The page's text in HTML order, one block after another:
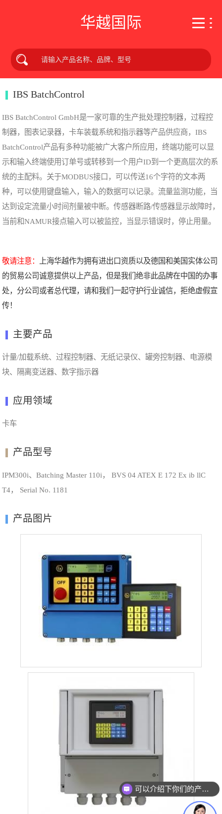
华越国际
IBS BatchControl
IBS BatchControl GmbH是一家可靠的生产批处理控制器，过程控
制器，图表记录器，卡车装载系统和指示器等产品供应商，IBS
BatchControl产品有多种功能被广大客户所应用，终端功能可以显
示和输入终端使用订单号或转移到一个用户ID到一个更高层次的系
统的主配料。关于MODBUS接口，可以传送16个字符的文本两
种，可以使用键盘输入，输入的数据可以记录。流量监测功能，当
达到设定流量小时间剂量被中断。传感器断路/传感器显示故障时，
当前和NAMUR接点输入可以被监控，当显示错误时，停止用量。
敬请注意：
上海华越作为拥有进出口资质以及德国和美国实体公司
的贸易公司诚意提供以上产品，但是我们绝非此品牌在中国的办事
处，分公司或者总代理，请和我们一起守护行业诚信，拒绝虚假宣
传！
主要产品
计量/加载系统、过程控制器、无纸记录仪、罐旁控制器、电源模
块、隔离变送器、数字指示器
应用领域
卡车
产品型号
IPM300i、Batching Master 110i， BVS 04 ATEX E 172 Ex ib llC
T4， Serial No. 1181
产品图片
可以介绍下你们的产品么